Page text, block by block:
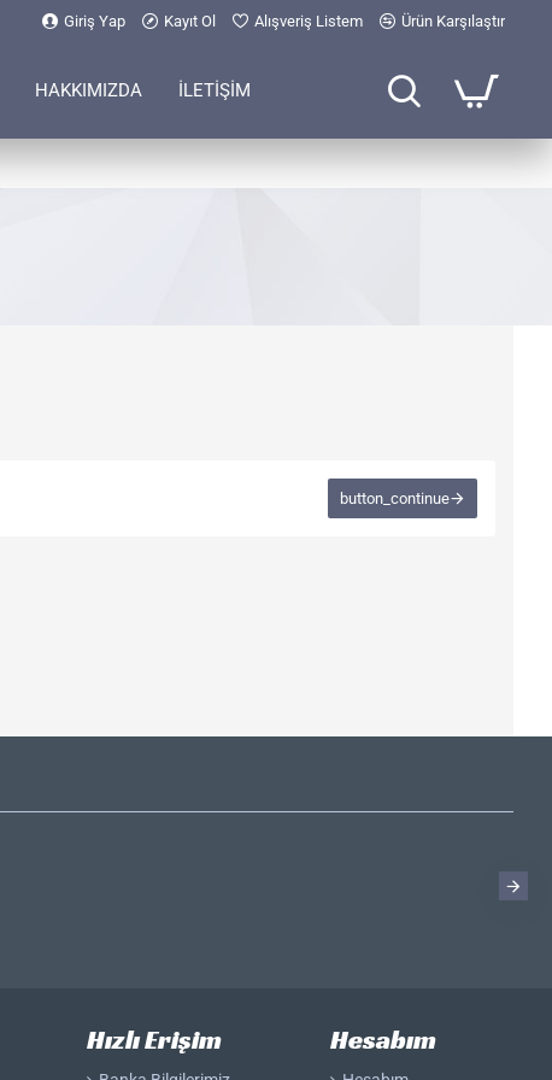
Giriş Yap Kayıt Ol Alışveriş Listem Ürün Karşılaştır
HAKKIMIZDA İLETİŞİM
button_continue
Hızlı Erişim Hesabım